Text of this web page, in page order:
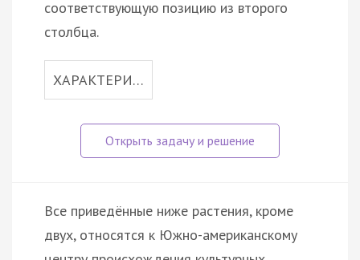
соответствующую позицию из второго
столбца.
ХАРАКТЕРИ…
Все приведённые ниже растения, кроме
двух, относятся к Южно-американскому